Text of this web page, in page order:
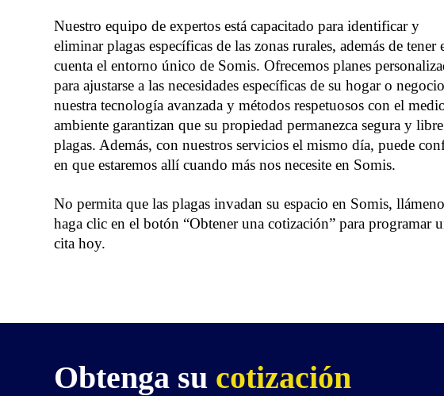
Nuestro equipo de expertos está capacitado para identificar y
eliminar plagas específicas de las zonas rurales, además de tener
cuenta el entorno único de Somis. Ofrecemos planes
para ajustarse a las necesidades específicas de su hogar o
nuestra tecnología avanzada y métodos respetuosos con el
ambiente garantizan que su propiedad permanezca segura y
plagas. Además, con nuestros servicios el mismo día, puede
en que estaremos allí cuando más nos necesite en Somis.
No permita que las plagas invadan su espacio en Somis,
haga clic en el botón “Obtener una cotización” para programar
cita hoy.
Obtenga su cotización